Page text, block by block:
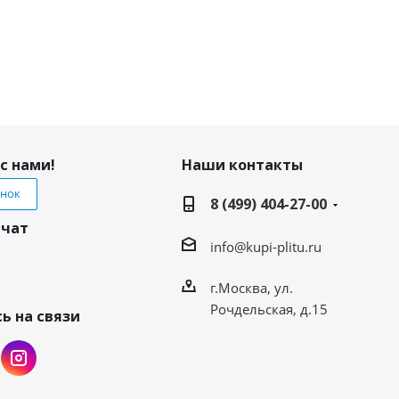
нами!
на связи
Наши контакты
8 (499) 404-27-00
info@kupi-plitu.ru
г.Москва, ул.
Рочдельская, д.15